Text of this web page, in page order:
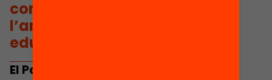
compromesos amb l’equitat i
l’ampliació d’oportunitats
educatives
El Passaport Edunauta és un projecte